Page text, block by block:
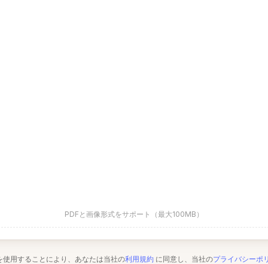
PDFと画像形式をサポート（最大100MB）
使用することにより、あなたは当社の利用規約 に同意し、当社のプライバシーポ